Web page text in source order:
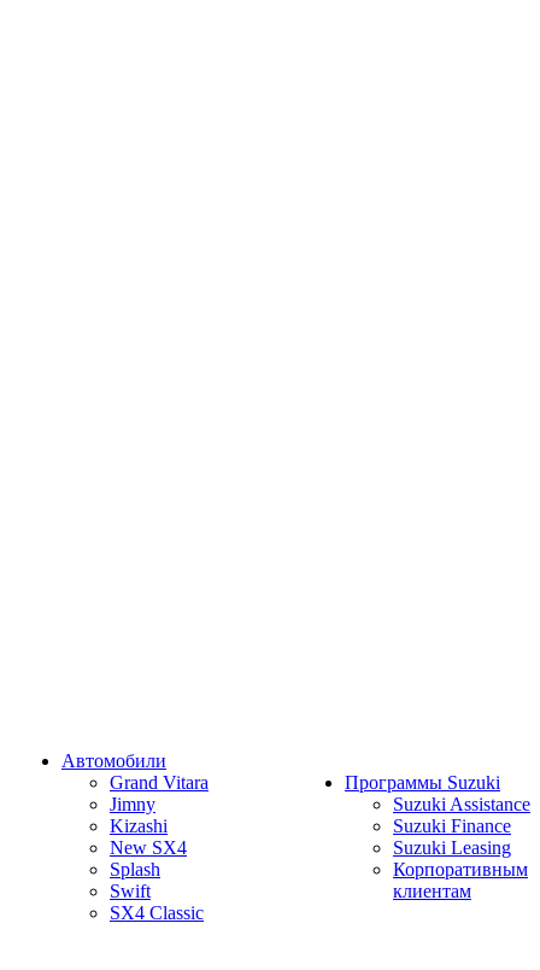
Автомобили
Grand Vitara
Jimny
Kizashi
New SX4
Splash
Swift
SX4 Classic
Программы Suzuki
Suzuki Assistance
Suzuki Finance
Suzuki Leasing
Корпоративным
клиентам